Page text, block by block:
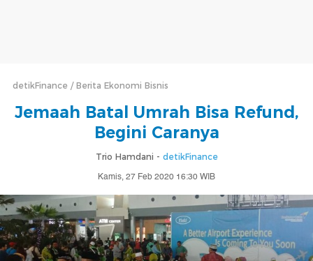
detikFinance Berita Ekonomi Bisnis
Jemaah Batal Umrah Bisa Refund,
Begini Caranya
Trio Hamdani - detikFinance
Kamis, 27 Feb 2020 16:30 WIB